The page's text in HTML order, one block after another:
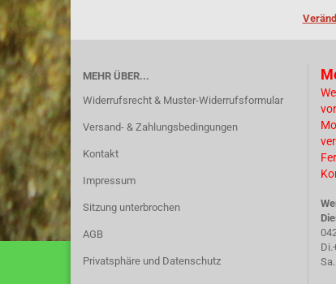
MEHR ÜBER...
Widerrufsrecht & Muster-Widerrufsformular
Versand- & Zahlungsbedingungen
Kontakt
Impressum
Sitzung unterbrochen
AGB
Privatsphäre und Datenschutz